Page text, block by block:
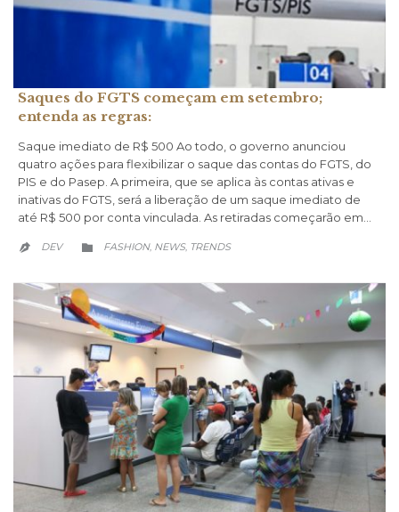
Saques do FGTS começam em setembro;
entenda as regras:
Saque imediato de R$ 500 Ao todo, o governo anunciou
quatro ações para flexibilizar o saque das contas do FGTS, do
PIS e do Pasep. A primeira, que se aplica às contas ativas e
inativas do FGTS, será a liberação de um saque imediato de
até R$ 500 por conta vinculada. As retiradas começarão em…
 DEV  CATEGORY
FASHION, NEWS, TRENDS